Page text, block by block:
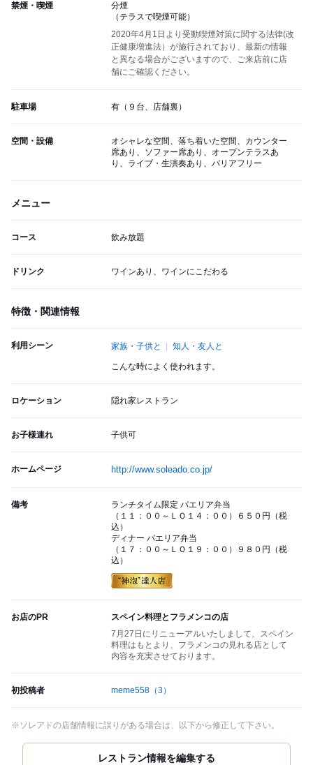
禁煙・喫煙
分煙
（テラスで喫煙可能）
2020年4月1日より受動喫煙対策に関する法律(改
正健康増進法）が施行されており、最新の情報
と異なる場合がございますので、ご来店前に店
舗にご確認ください。
駐車場 有（９台、店舗裏）
空間・設備
オシャレな空間、落ち着いた空間、カウンター
席あり、ソファー席あり、オープンテラスあ
り、ライブ・生演奏あり、バリアフリー
メニュー
コース 飲み放題
ドリンク ワインあり、ワインにこだわる
特徴・関連情報
利用シーン 家族・子供と 知人・友人と
こんな時によく使われます。
ロケーション 隠れ家レストラン
お子様連れ 子供可
ホームページ http://www.soleado.co.jp/
備考
ランチタイム限定 パエリア弁当
（１１：００～ＬＯ１４：００）６５０円（税
込）
ディナー パエリア弁当
（１７：００～ＬＯ１９：００）９８０円（税
込）
お店のPR
スペイン料理とフラメンコの店
7月27日にリニューアルいたしまして、スペイン
料理はもとより、フラメンコの見れる店として
内容を充実させております。
初投稿者 meme558 （3）
※ソレアドの店舗情報に誤りがある場合は、以下から修正して下さい。
レストラン情報を編集する